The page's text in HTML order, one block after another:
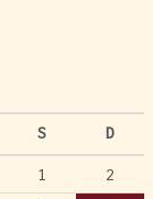
S D
1
2